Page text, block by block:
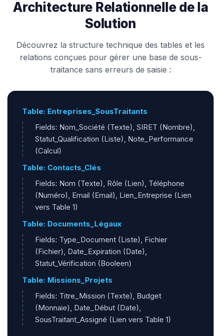
Architecture Relationnelle de la
Solution
Découvrez la structure technique des tables et les
relations conçues pour gérer une base de sous-
traitance sans erreurs de saisie :
Table: Entreprises_SousTraitants
Fields: Nom_Société (Texte), SIRET (Nombre),
Statut_Qualification (Liste), Note_Performance
(Calcul)
Table: Contacts_Clés
Fields: Nom (Texte), Rôle (Lien), Téléphone
(Numéro), Email (Email), Lien_Entreprise (Lien
vers Table 1)
Table: Documents_Légaux
Fields: Type_Document (Liste), Fichier
(Fichier), Date_Expiration (Date),
Statut_Vérification (Booleen)
Table: Missions_Projets
Fields: Titre_Mission (Texte), Budget
(Monnaie), Date_Début (Date),
SousTraitant_Assigné (Lien vers Table 1)